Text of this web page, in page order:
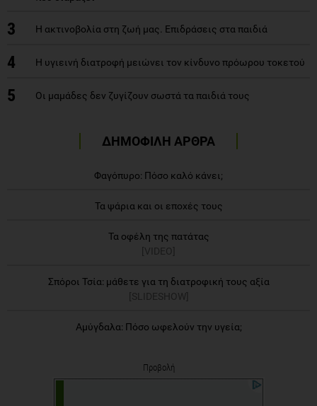
3 Η ακτινοβολία στη ζωή μας. Επιδράσεις στα παιδιά
4 H υγιεινή διατροφή μειώνει τον κίνδυνο πρόωρου τοκετού
5 Οι μαμάδες δεν ζυγίζουν σωστά τα παιδιά τους
ΔΗΜΟΦΙΛΗ ΑΡΘΡΑ
Φαγόπυρο: Πόσο καλό κάνει;
Τα ψάρια και οι εποχές τους
Τα οφέλη της πατάτας
[VIDEO]
Σπόροι Τσία: μάθετε για τη διατροφική τους αξία
[SLIDESHOW]
Αμύγδαλα: Πόσο ωφελούν την υγεία;
Προβολή